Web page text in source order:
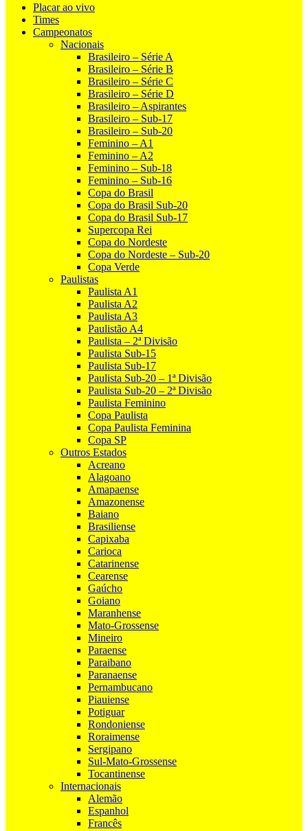
Placar ao vivo
Times
Campeonatos
Nacionais
Brasileiro – Série A
Brasileiro – Série B
Brasileiro – Série C
Brasileiro – Série D
Brasileiro – Aspirantes
Brasileiro – Sub-17
Brasileiro – Sub-20
Feminino – A1
Feminino – A2
Feminino – Sub-18
Feminino – Sub-16
Copa do Brasil
Copa do Brasil Sub-20
Copa do Brasil Sub-17
Supercopa Rei
Copa do Nordeste
Copa do Nordeste – Sub-20
Copa Verde
Paulistas
Paulista A1
Paulista A2
Paulista A3
Paulistão A4
Paulista – 2ª Divisão
Paulista Sub-15
Paulista Sub-17
Paulista Sub-20 – 1ª Divisão
Paulista Sub-20 – 2ª Divisão
Paulista Feminino
Copa Paulista
Copa Paulista Feminina
Copa SP
Outros Estados
Acreano
Alagoano
Amapaense
Amazonense
Baiano
Brasiliense
Capixaba
Carioca
Catarinense
Cearense
Gaúcho
Goiano
Maranhense
Mato-Grossense
Mineiro
Paraense
Paraibano
Paranaense
Pernambucano
Piauiense
Potiguar
Rondoniense
Roraimense
Sergipano
Sul-Mato-Grossense
Tocantinense
Internacionais
Alemão
Espanhol
Francês